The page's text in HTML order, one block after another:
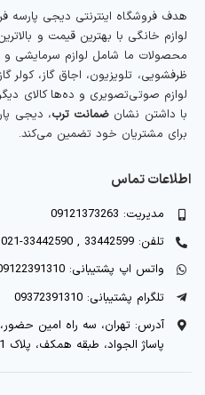
هدف فروشگاه اینترنتی دیجی پارسه
لوازم خانگی با بهترین قیمت و
محصولات ما شامل لوازم سرمایشی و
ظرفشویی، تلویزیون، اجاق گاز، کولر
لوازم صوتی‌تصویری و ده‌ها کالای
با داشتن نشان ضمانت ترب، دیجی
برای مشتریان خود تضمین می‌کند.
اطلاعات تماس
مدیریت: 09121373263
تلفن: 33442599 , 33442590-021
واتس اپ پشتیبانی: 09122391310
تلگرام پشتیبانی: 09372391310
آدرس: تهران، سه راه امین
پاساژ الجواد، طبقه همکف، پلاک 21، با مدیریت مهدی تنها